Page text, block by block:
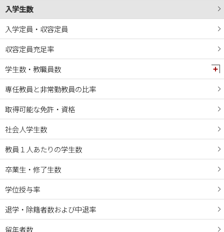
入学生数
入学定員・収容定員
収容定員充足率
学生数・教職員数
専任教員と非常勤教員の比率
取得可能な免許・資格
社会人学生数
教員１人あたりの学生数
卒業生・修了生数
学位授与率
退学・除籍者数および中退率
留年者数